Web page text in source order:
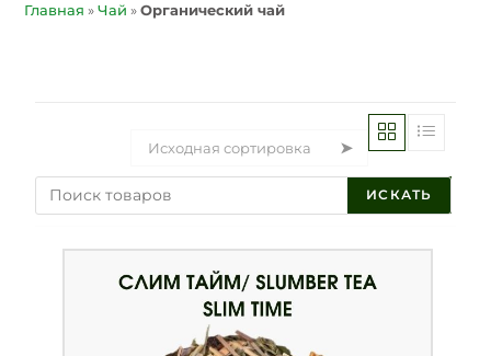
Главная »Чай »Органический чай
Исходная сортировка
ИСКАТЬ